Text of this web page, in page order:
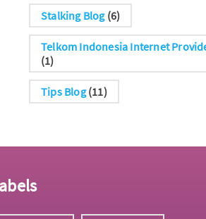
Stalking Blog (6)
Telkom Indonesia Internet
(1)
Tips Blog (11)